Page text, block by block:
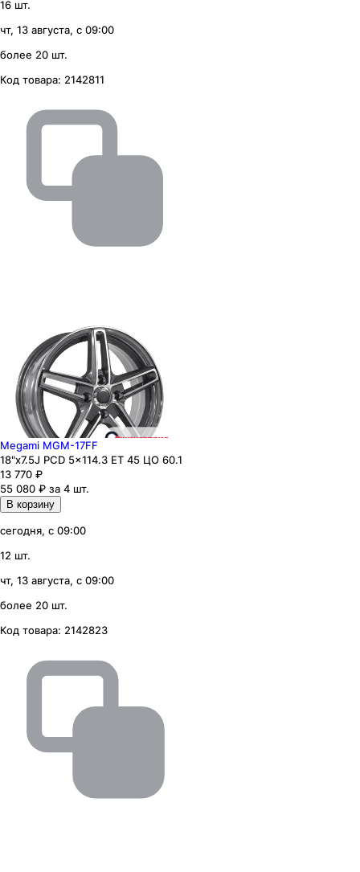
16 шт.
чт, 13 августа, с 09:00
более 20 шт.
Код товара: 2142811
Megami MGM-17FF
18"x7.5J PCD 5x114.3 ЕТ 45 ЦО 60.1
13 770 ₽
55 080 ₽ за 4 шт.
В корзину
сегодня, с 09:00
12 шт.
чт, 13 августа, с 09:00
более 20 шт.
Код товара: 2142823